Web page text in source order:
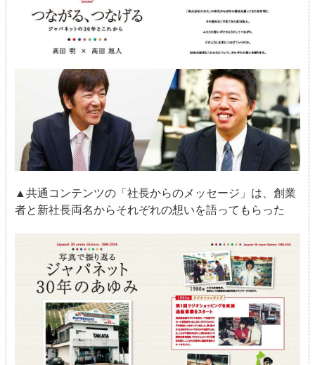
▲共通コンテンツの「社長からのメッセージ」は、創業
者と新社長両名からそれぞれの想いを語ってもらった